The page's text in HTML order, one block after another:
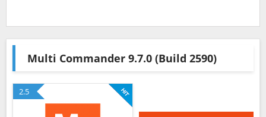
Multi Commander 9.7.0 (Build 2590)
2.5